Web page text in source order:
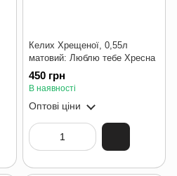
Келих Хрещеної, 0,55л
матовий: Люблю тебе Хресна
450 грн
В наявності
Оптові ціни